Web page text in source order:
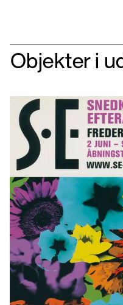
Objekter i